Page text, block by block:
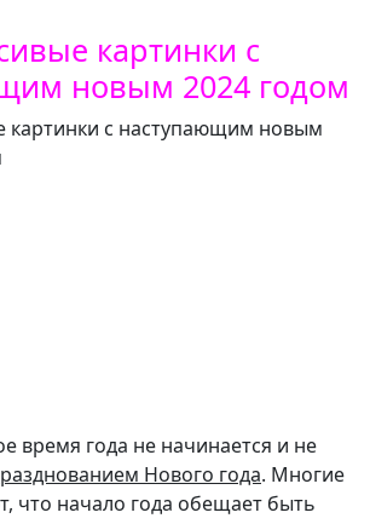
картинки с
новым 2024 годом
время года не начинается и не
Нового года. Многие
что начало года обещает быть